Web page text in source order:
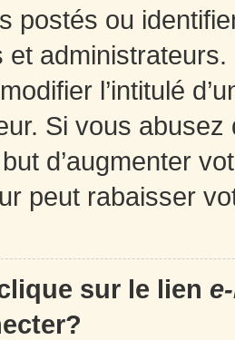
postés ou
et
l’intitulé
Si vous
d’augmenter
peut rabaisser
sur le lien